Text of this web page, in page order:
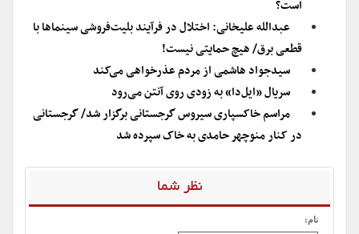
است؟
عبدالله علیخانی: اختلال در فرآیند بلیت‌فروشی سینماها با
قطعی برق/ هیچ حمایتی نیست!
سیدجواد هاشمی از مردم عذرخواهی می‌کند
سریال «ایل‌دا» به زودی روی آنتن می‌رود
مراسم خاکسپاری سیروس گرجستانی برگزار شد/ گرجستانی
در کنار منوچهر حامدی به خاک سپرده شد
نظر شما
نام: